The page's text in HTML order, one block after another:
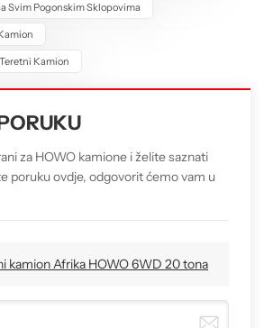
Svim Pogonskim Sklopovima
Kamion
za HOWO kamione i želite saznati
poruku ovdje, odgovorit ćemo vam u
kamion Afrika HOWO 6WD 20 tona